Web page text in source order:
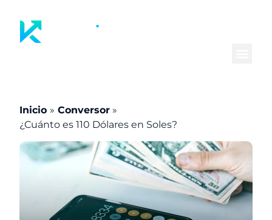
contenido
Inicio
Conversor
¿Cuánto es 110 Dólares en Soles?